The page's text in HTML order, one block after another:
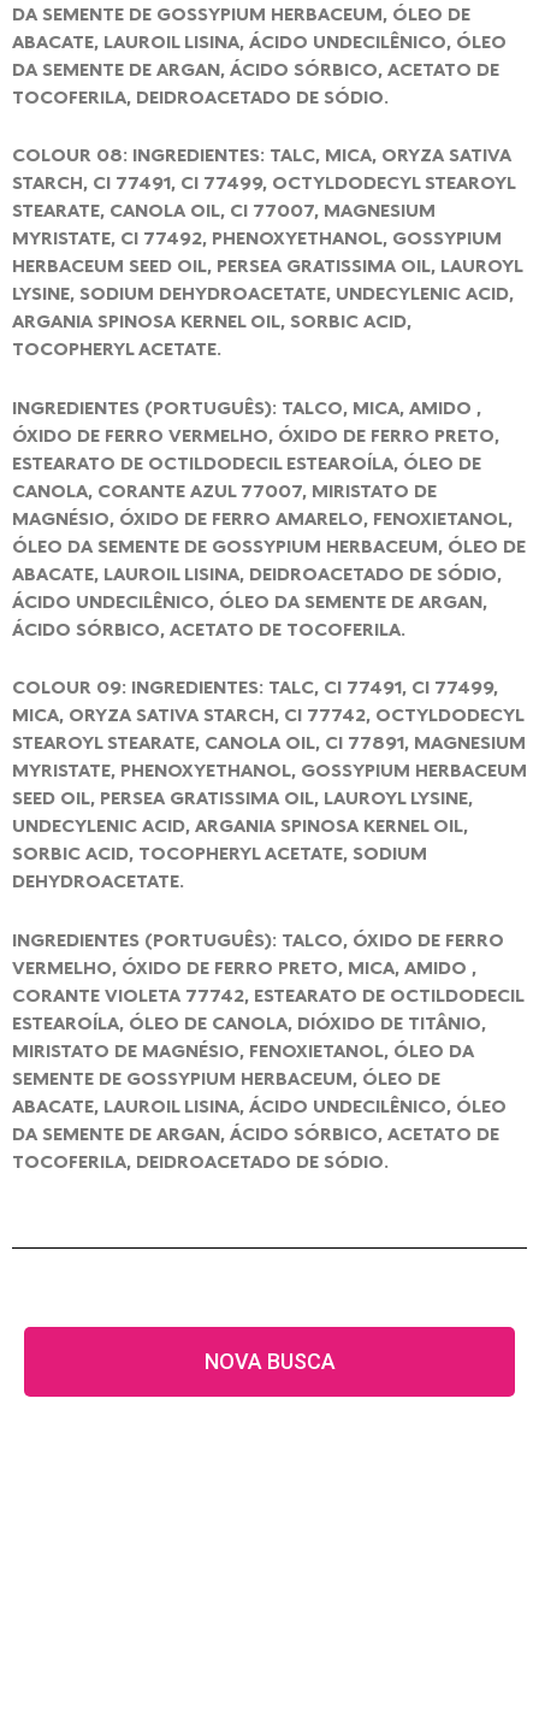
DA SEMENTE DE GOSSYPIUM HERBACEUM, ÓLEO DE
ABACATE, LAUROIL LISINA, ÁCIDO UNDECILÊNICO, ÓLEO
DA SEMENTE DE ARGAN, ÁCIDO SÓRBICO, ACETATO DE
TOCOFERILA, DEIDROACETADO DE SÓDIO.
COLOUR 08: INGREDIENTES: TALC, MICA, ORYZA SATIVA
STARCH, CI 77491, CI 77499, OCTYLDODECYL STEAROYL
STEARATE, CANOLA OIL, CI 77007, MAGNESIUM
MYRISTATE, CI 77492, PHENOXYETHANOL, GOSSYPIUM
HERBACEUM SEED OIL, PERSEA GRATISSIMA OIL, LAUROYL
LYSINE, SODIUM DEHYDROACETATE, UNDECYLENIC ACID,
ARGANIA SPINOSA KERNEL OIL, SORBIC ACID,
TOCOPHERYL ACETATE.
INGREDIENTES (PORTUGUÊS): TALCO, MICA, AMIDO ,
ÓXIDO DE FERRO VERMELHO, ÓXIDO DE FERRO PRETO,
ESTEARATO DE OCTILDODECIL ESTEAROÍLA, ÓLEO DE
CANOLA, CORANTE AZUL 77007, MIRISTATO DE
MAGNÉSIO, ÓXIDO DE FERRO AMARELO, FENOXIETANOL,
ÓLEO DA SEMENTE DE GOSSYPIUM HERBACEUM, ÓLEO DE
ABACATE, LAUROIL LISINA, DEIDROACETADO DE SÓDIO,
ÁCIDO UNDECILÊNICO, ÓLEO DA SEMENTE DE ARGAN,
ÁCIDO SÓRBICO, ACETATO DE TOCOFERILA.
COLOUR 09: INGREDIENTES: TALC, CI 77491, CI 77499,
MICA, ORYZA SATIVA STARCH, CI 77742, OCTYLDODECYL
STEAROYL STEARATE, CANOLA OIL, CI 77891, MAGNESIUM
MYRISTATE, PHENOXYETHANOL, GOSSYPIUM HERBACEUM
SEED OIL, PERSEA GRATISSIMA OIL, LAUROYL LYSINE,
UNDECYLENIC ACID, ARGANIA SPINOSA KERNEL OIL,
SORBIC ACID, TOCOPHERYL ACETATE, SODIUM
DEHYDROACETATE.
INGREDIENTES (PORTUGUÊS): TALCO, ÓXIDO DE FERRO
VERMELHO, ÓXIDO DE FERRO PRETO, MICA, AMIDO ,
CORANTE VIOLETA 77742, ESTEARATO DE OCTILDODECIL
ESTEAROÍLA, ÓLEO DE CANOLA, DIÓXIDO DE TITÂNIO,
MIRISTATO DE MAGNÉSIO, FENOXIETANOL, ÓLEO DA
SEMENTE DE GOSSYPIUM HERBACEUM, ÓLEO DE
ABACATE, LAUROIL LISINA, ÁCIDO UNDECILÊNICO, ÓLEO
DA SEMENTE DE ARGAN, ÁCIDO SÓRBICO, ACETATO DE
TOCOFERILA, DEIDROACETADO DE SÓDIO.
NOVA BUSCA